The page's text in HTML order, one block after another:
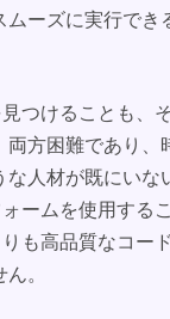
ムーズに実行でき
つけることも、
方困難であり、
人材が既にいな
ームを使用する
も高品質なコー
。